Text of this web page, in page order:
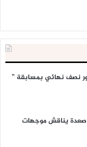
نصف نهائي بمسابقة ”
صعدة يناقش موجهات